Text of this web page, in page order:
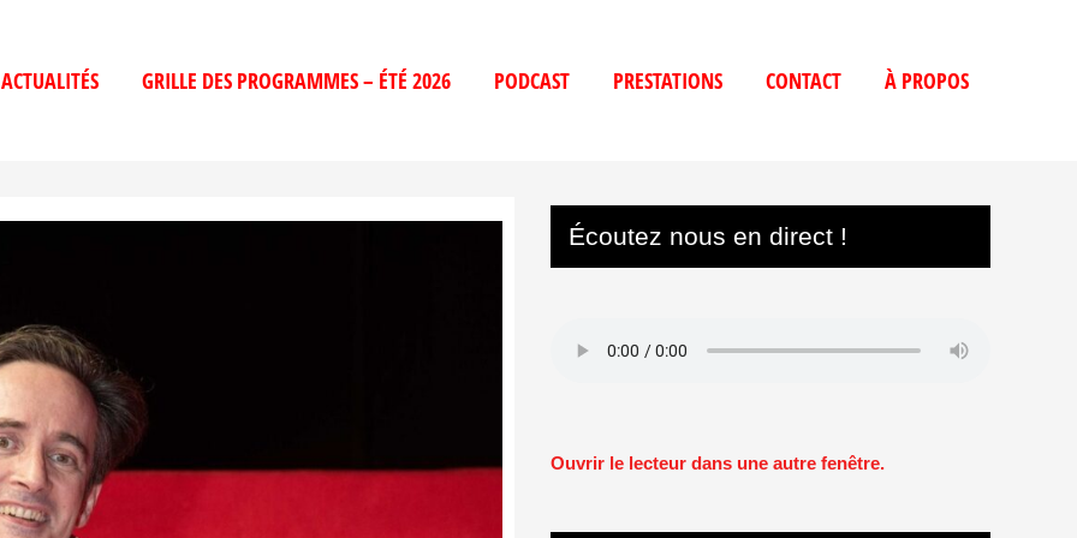
ACTUALITÉS GRILLE DES PROGRAMMES – ÉTÉ 2026 PODCAST PRESTATIONS CONTACT À PROPOS
Écoutez nous en direct !
Ouvrir le lecteur dans une autre fenêtre.